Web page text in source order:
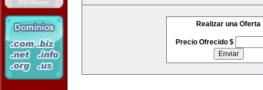
Realizar una Oferta
Precio Ofrecido $